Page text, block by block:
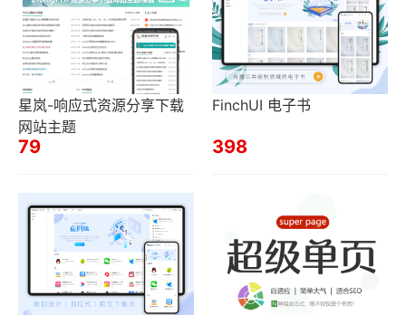
星岚-响应式资源分享下载
网站主题
79
FinchUI 电子书
398